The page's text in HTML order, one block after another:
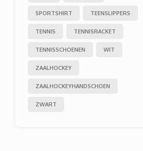
SPORTSHIRT TEENSLIPPERS
TENNIS TENNISRACKET
TENNISSCHOENEN WIT
ZAALHOCKEY
ZAALHOCKEYHANDSCHOEN
ZWART